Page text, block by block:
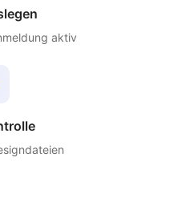
aktiv